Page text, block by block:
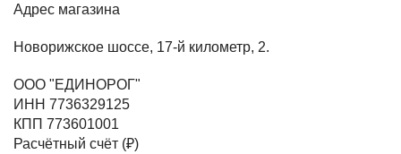
Адрес магазина
Новорижское шоссе, 17-й километр, 2.
ООО "ЕДИНОРОГ"
ИНН 7736329125
КПП 773601001
Расчётный счёт (₽)